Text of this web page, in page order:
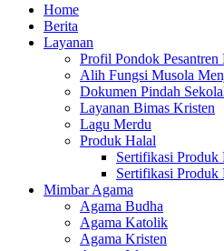
Home
Berita
Layanan
Profil Pondok Pesantren
Alih Fungsi Musola
Dokumen Pindah
Layanan Bimas Kristen
Lagu Merdu
Produk Halal
Sertifikasi Produk
Sertifikasi Produk
Mimbar Agama
Agama Budha
Agama Katolik
Agama Kristen